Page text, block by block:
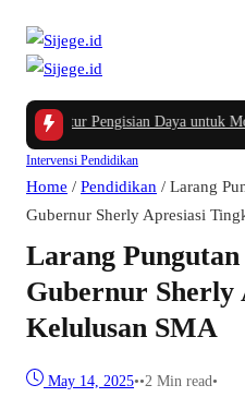
Pengisian Daya untuk
Intervensi Pendidikan
Home / Pendidikan / Larang
Gubernur Sherly Apresiasi
Larang
Gubernur Sherly
Kelulusan SMA
May 14, 2025••2 Min read•